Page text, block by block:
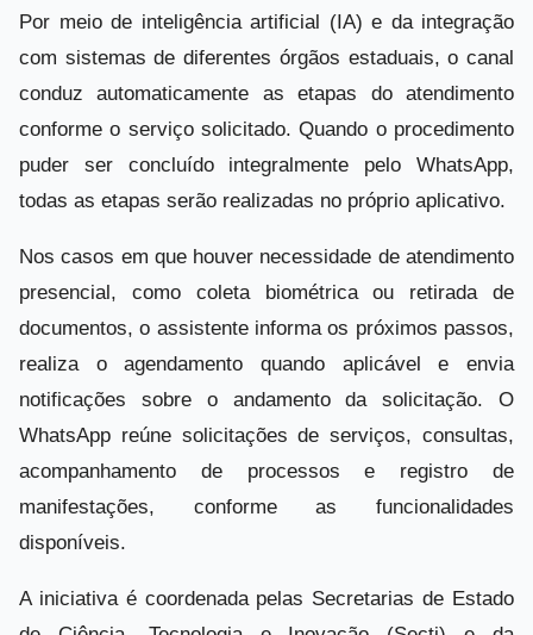
Por meio de inteligência artificial (IA) e da integração
com sistemas de diferentes órgãos estaduais, o canal
conduz automaticamente as etapas do atendimento
conforme o serviço solicitado. Quando o procedimento
puder ser concluído integralmente pelo WhatsApp,
todas as etapas serão realizadas no próprio aplicativo.
Nos casos em que houver necessidade de atendimento
presencial, como coleta biométrica ou retirada de
documentos, o assistente informa os próximos passos,
realiza o agendamento quando aplicável e envia
notificações sobre o andamento da solicitação. O
WhatsApp reúne solicitações de serviços, consultas,
acompanhamento de processos e registro de
manifestações, conforme as funcionalidades
disponíveis.
A iniciativa é coordenada pelas Secretarias de Estado